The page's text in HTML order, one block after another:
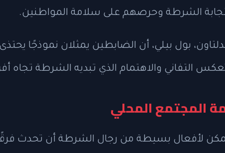
الشرطة وحرصهم على سلامة المواطنين.
بول بيلي، أن الضابطين يمثلان نموذجًا
التفاني والاهتمام الذي تبديه الشرطة تجاه
المجتمع المحلي
لأفعال بسيطة من رجال الشرطة أن تحدث فرقًا